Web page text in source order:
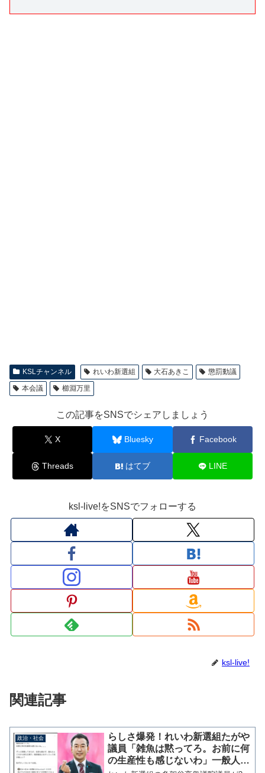
KSLチャンネル れいわ新選組 大石あきこ
懲罰動議
本会議
櫛淵万里
この記事をSNSでシェアしましょう
X Bluesky Facebook
Threads はてブ LINE
ksl-live!をSNSでフォローする
ksl-live!
関連記事
政治・社会
らしさ爆発！れいわ新選組たがや
議員「雑魚は黙ってろ。お前に何
の生産性も感じないわ」一般人へ